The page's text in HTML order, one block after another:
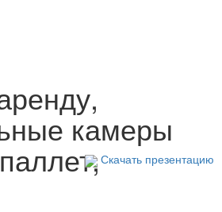
камеры
Скачать презентацию